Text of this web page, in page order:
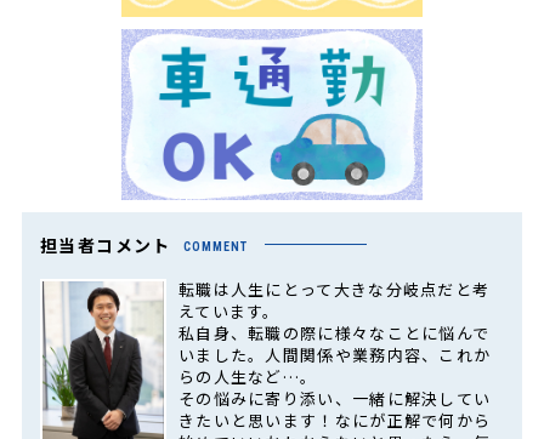
担当者コメント COMMENT
転職は人生にとって大きな分岐点だと考
えています。
私自身、転職の際に様々なことに悩んで
いました。人間関係や業務内容、これか
らの人生など…。
その悩みに寄り添い、一緒に解決してい
きたいと思います！なにが正解で何から